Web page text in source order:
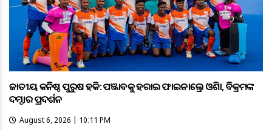
ଜାତୀୟ କନିଷ୍ଠ ପୁରୁଷ ହକି: ପଞ୍ଜାବକୁ ହରାଇ ଫାଇନାଲ୍ରେ ଓଡ଼ିଶା, ବିକ୍ରମଙ୍କ
ଦମ୍ଦାର ପ୍ରଦର୍ଶନ
August 6, 2026 | 10:11 PM